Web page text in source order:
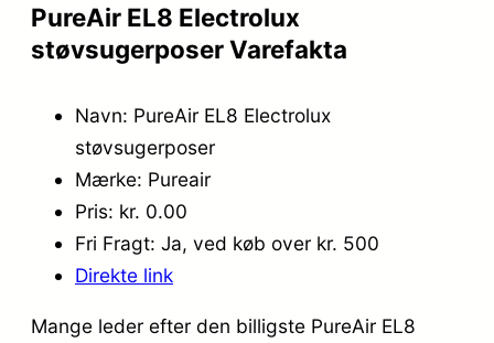
PureAir EL8 Electrolux
støvsugerposer Varefakta
Navn: PureAir EL8 Electrolux
støvsugerposer
Mærke: Pureair
Pris: kr. 0.00
Fri Fragt: Ja, ved køb over kr. 500
Direkte link
Mange leder efter den billigste PureAir EL8